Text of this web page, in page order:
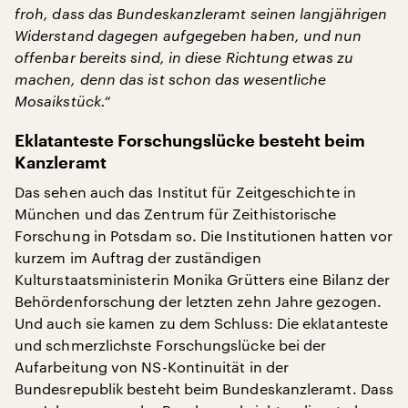
froh, dass das Bundeskanzleramt seinen langjährigen
Widerstand dagegen aufgegeben haben, und nun
offenbar bereits sind, in diese Richtung etwas zu
machen, denn das ist schon das wesentliche
Mosaikstück.“
Eklatanteste Forschungslücke besteht beim
Kanzleramt
Das sehen auch das Institut für Zeitgeschichte in
München und das Zentrum für Zeithistorische
Forschung in Potsdam so. Die Institutionen hatten vor
kurzem im Auftrag der zuständigen
Kulturstaatsministerin Monika Grütters eine Bilanz der
Behördenforschung der letzten zehn Jahre gezogen.
Und auch sie kamen zu dem Schluss: Die eklatanteste
und schmerzlichste Forschungslücke bei der
Aufarbeitung von NS-Kontinuität in der
Bundesrepublik besteht beim Bundeskanzleramt. Dass